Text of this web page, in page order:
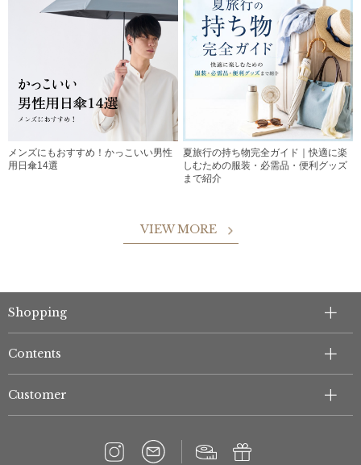
メンズにもおすすめ！かっこいい男性
用日傘14選
夏旅行の持ち物完全ガイド｜快適に楽
しむための服装・必需品・便利グッズ
まで紹介
VIEW MORE
Shopping
Contents
Customer